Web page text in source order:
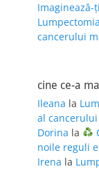
Imaginează-
cancerului
cine ce-a
Ileana la
al cancerului
Dorina la
noile reguli
Irena la